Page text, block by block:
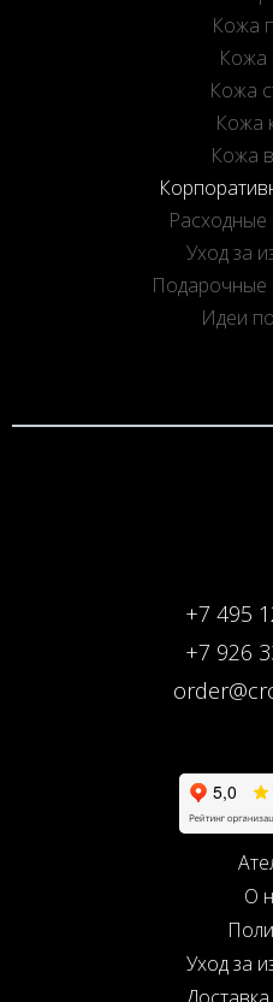
Кожа
Кожа
Кожа
Кожа
Кожа
Уход за
Подарочные
Идеи
+7 495
+7 926
О
Уход за